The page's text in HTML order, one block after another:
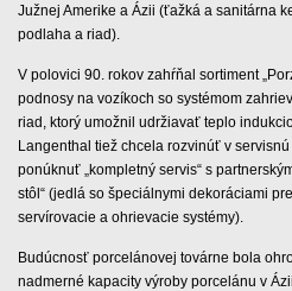
Južnej Amerike a Ázii (ťažká a sanitárna
podlaha a riad).
V polovici 90. rokov zahŕňal sortiment
podnosy na vozíkoch so systémom
riad, ktorý umožnil udržiavať teplo
Langenthal tiež chcela rozvinúť v
ponúknuť „kompletný servis“ s
stôl“ (jedlá so špeciálnymi dekoráciami
servírovacie a ohrievacie systémy).
Budúcnosť porcelánovej továrne bola
nadmerné kapacity výroby porcelánu v